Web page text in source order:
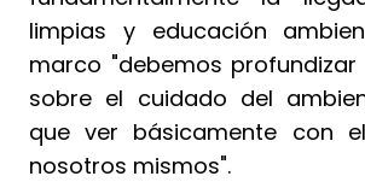
limpias y educación
marco "debemos
sobre el cuidado del
que ver básicamente con
nosotros mismos".